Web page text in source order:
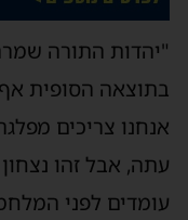
"יהדות התורה
בתוצאה הסופית
אנחנו צריכים
עתה, אבל זהו
עומדים לפני